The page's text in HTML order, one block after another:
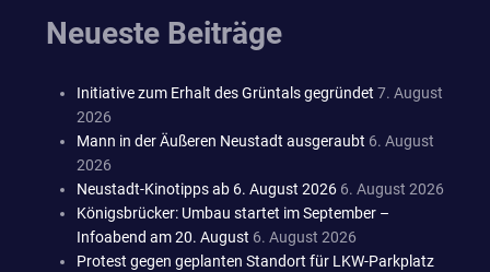
Neueste Beiträge
Initiative zum Erhalt des Grüntals gegründet 7. August
2026
Mann in der Äußeren Neustadt ausgeraubt 6. August
2026
Neustadt-Kinotipps ab 6. August 2026 6. August 2026
Königsbrücker: Umbau startet im September –
Infoabend am 20. August 6. August 2026
Protest gegen geplanten Standort für LKW-Parkplatz